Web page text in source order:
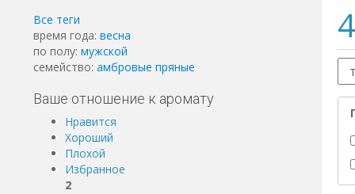
Все теги
время года: весна
по полу: мужской
семейство: амбровые пряные
Ваше отношение к аромату
Нравится
Хороший
Плохой
Избранное
2